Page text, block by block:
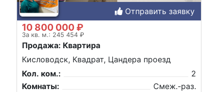
Отправить заявку
10 800 000 ₽
За кв. м.: 245 454 ₽
Продажа: Квартира
Кисловодск, Квадрат, Цандера проезд
Кол. ком.:
2
Комнаты:
Смеж.-раз.